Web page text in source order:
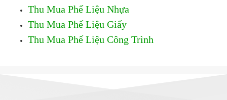
Thu Mua Phế Liệu Nhựa
Thu Mua Phế Liệu Giấy
Thu Mua Phế Liệu Công Trình